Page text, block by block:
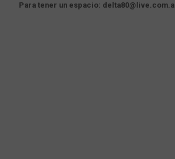
Para tener un espacio: